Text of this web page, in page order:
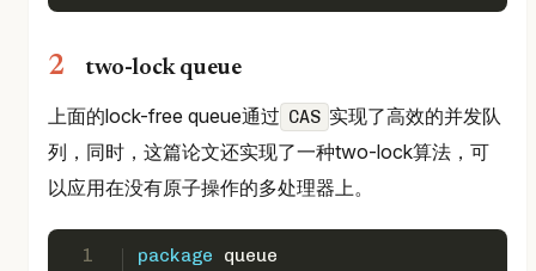
two-lock queue
上面的lock-free queue通过 CAS 实现了高效的并发队
列，同时，这篇论文还实现了一种two-lock算法，可
以应用在没有原子操作的多处理器上。
1
package queue